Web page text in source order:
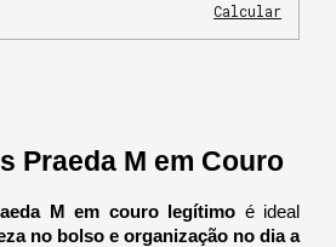
Calcular
Praeda M em Couro
M em couro legítimo é ideal
no bolso e organização no dia a